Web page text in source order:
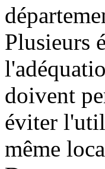
Plusieurs
doivent
éviter
même